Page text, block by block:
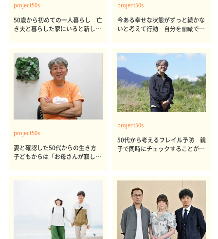
project50s
50歳から初めての一人暮らし 亡
き夫と暮らした家にいると新しい
んの「私のproject50s」
project50s
今ある幸せな状態がずっと続かな
いと考えて行動 自分を俯瞰でき
project50s
妻と確認した50代からの生き方
子どもからは「お母さんが寂しが
project50s
50代から考えるフレイル予防 親
子で同時にチェックすることが私